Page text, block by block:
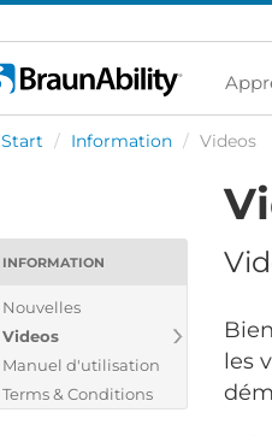
Start / Information / Videos
INFORMATION
Nouvelles
Videos
Manuel d'utilisation
Terms & Conditions
les